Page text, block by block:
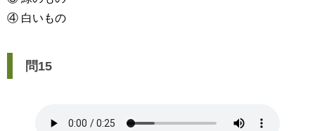
④ 白いもの
問15